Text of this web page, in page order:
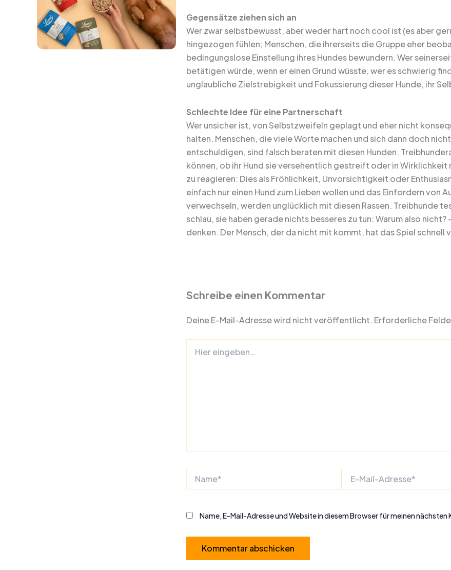
Gegensätze ziehen sich an
Wer zwar selbstbewusst, aber weder hart noch cool ist (es aber
hingezogen fühlen; Menschen, die ihrerseits die Gruppe eher
bedingungslose Einstellung ihres Hundes bewundern. Wer
betätigen würde, wenn er einen Grund wüsste, wer es schwierig
unglaubliche Zielstrebigkeit und Fokussierung dieser Hunde, ihr
Schlechte Idee für eine Partnerschaft
Wer unsicher ist, von Selbstzweifeln geplagt und eher nicht
halten. Menschen, die viele Worte machen und sich dann doch
entschuldigen, sind falsch beraten mit diesen Hunden.
können, ob ihr Hund sie versehentlich gestreift oder in
zu reagieren: Dies als Fröhlichkeit, Unvorsichtigkeit oder
einfach nur einen Hund zum Lieben wollen und das Einfordern von
verwechseln, werden unglücklich mit diesen Rassen. Treibhunde
schlau, sie haben gerade nichts besseres zu tun: Warum also
denken. Der Mensch, der da nicht mit kommt, hat das Spiel schnell
Schreibe einen Kommentar
Deine E-Mail-Adresse wird nicht veröffentlicht. Erforderliche
eingeben…
Mail-
Name, E-Mail-Adresse und Website in diesem Browser für meinen